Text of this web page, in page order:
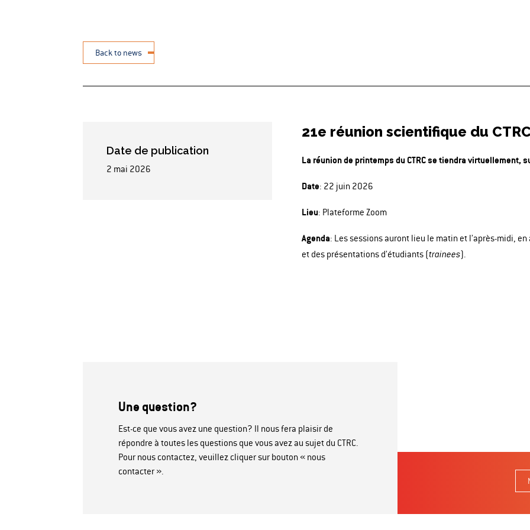
Back to news
Date de publication
2 mai 2026
21e réunion scientifique du
La réunion de printemps du CTRC se tiendra virtuellement,
Date: 22 juin 2026
Lieu: Plateforme Zoom
Agenda: Les sessions auront lieu le matin et l’après-midi,
et des présentations d’étudiants (trainees).
Une question?
Est-ce que vous avez une question? Il nous fera plaisir de
répondre à toutes les questions que vous avez au sujet du CTRC.
Pour nous contactez, veuillez cliquer sur bouton « nous
contacter ».